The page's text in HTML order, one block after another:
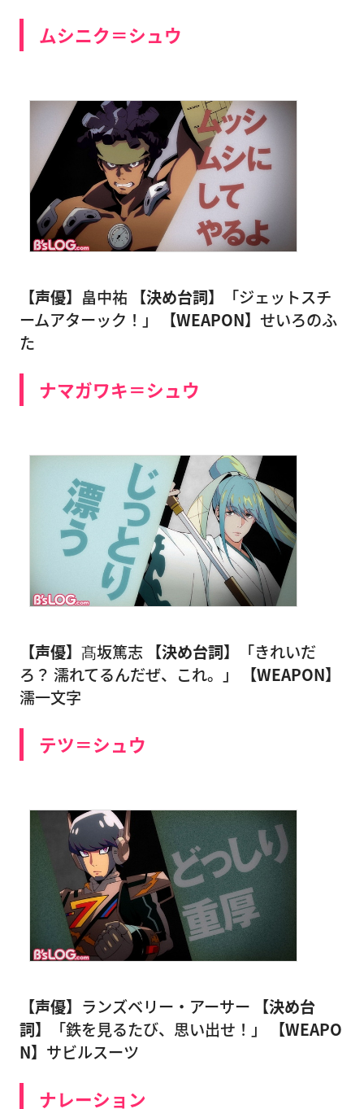
ムシニク＝シュウ
【声優】 畠中祐 【決め台詞】
「ジェットスチ
ームアターック！」
【WEAPON】 せいろのふ
た
ナマガワキ＝シュウ
【声優】 髙坂篤志 【決め台詞】
「きれいだ
ろ？ 濡れてるんだぜ、これ。」
【WEAPON】
濡一文字
テツ＝シュウ
【声優】 ランズベリー・アーサー
【決め台
詞】
「鉄を見るたび、思い出せ！」
【WEAPO
N】 サビルスーツ
ナレーション